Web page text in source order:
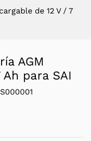
de 12 V / 7
AGM
para SAI